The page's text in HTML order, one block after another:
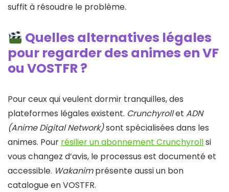
suffit à résoudre le problème.
Quelles alternatives légales
pour regarder des animes en VF
ou VOSTFR ?
Pour ceux qui veulent dormir tranquilles, des
plateformes légales existent. Crunchyrollet ADN
(Anime Digital Network)sont spécialisées dans les
animes. Pour résilier un abonnement Crunchyrollsi
vous changez d’avis, le processus est documenté et
accessible. Wakanimprésente aussi un bon
catalogue en VOSTFR.